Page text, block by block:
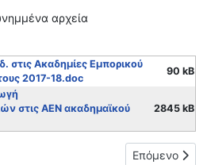
αρχεία
στις Ακαδημίες Εμπορικού
2017-18.doc
90 kB
στις ΑΕΝ ακαδημαϊκού
2845 kB
Τύπου Προγράμματος και
Επόμενο
Επόμενο